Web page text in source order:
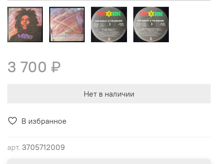
В избранное
арт. 3705712009
3 700 ₽
Нет в наличии